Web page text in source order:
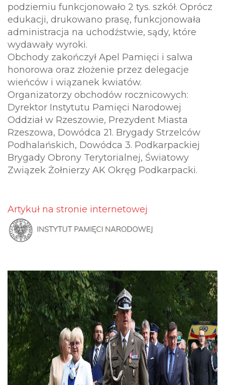
podziemiu funkcjonowało 2 tys. szkół. Oprócz
edukacji, drukowano prasę, funkcjonowała
administracja na uchodźstwie, sądy, które
wydawały wyroki.
Obchody zakończył Apel Pamięci i salwa
honorowa oraz złożenie przez delegacje
wieńców i wiązanek kwiatów.
Organizatorzy obchodów rocznicowych:
Dyrektor Instytutu Pamięci Narodowej
Oddział w Rzeszowie, Prezydent Miasta
Rzeszowa, Dowódca 21. Brygady Strzelców
Podhalańskich, Dowódca 3. Podkarpackiej
Brygady Obrony Terytorialnej, Światowy
Związek Żołnierzy AK Okręg Podkarpacki.
Artykuł na stronie internetowej